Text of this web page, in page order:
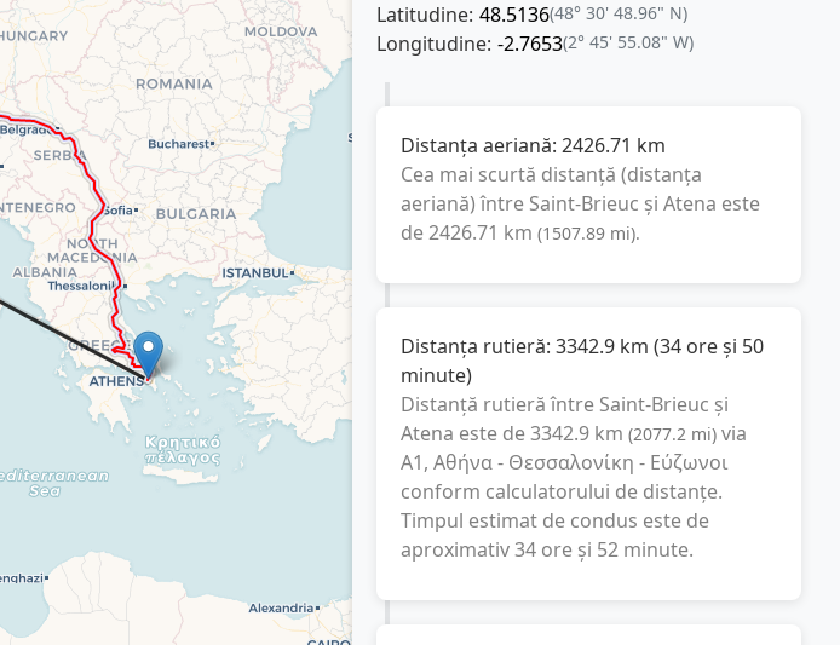
Latitudine: 48.5136(48° 30' 48.96" N)
Longitudine: -2.7653(2° 45' 55.08" W)
Distanța aeriană: 2426.71 km
Cea mai scurtă distanță (distanța
aeriană) între Saint-Brieuc și Atena este
de2426.71 km (1507.89 mi).
Distanța rutieră: 3342.9 km (34 ore și 50
minute)
Distanță rutieră între Saint-Brieuc și
Atena este de3342.9 km (2077.2 mi) via
A1, Αθήνα - Θεσσαλονίκη - Εύζωνοι
conform calculatorului de distanțe.
Timpul estimat de condus este de
aproximativ34 ore și 52 minute.